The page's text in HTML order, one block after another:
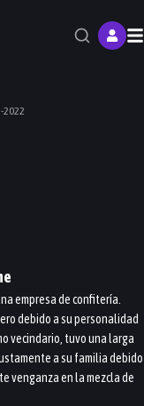
2022
empresa de confitería.
debido a su personalidad
vecindario, tuvo una larga
a su familia debido
venganza en la mezcla de